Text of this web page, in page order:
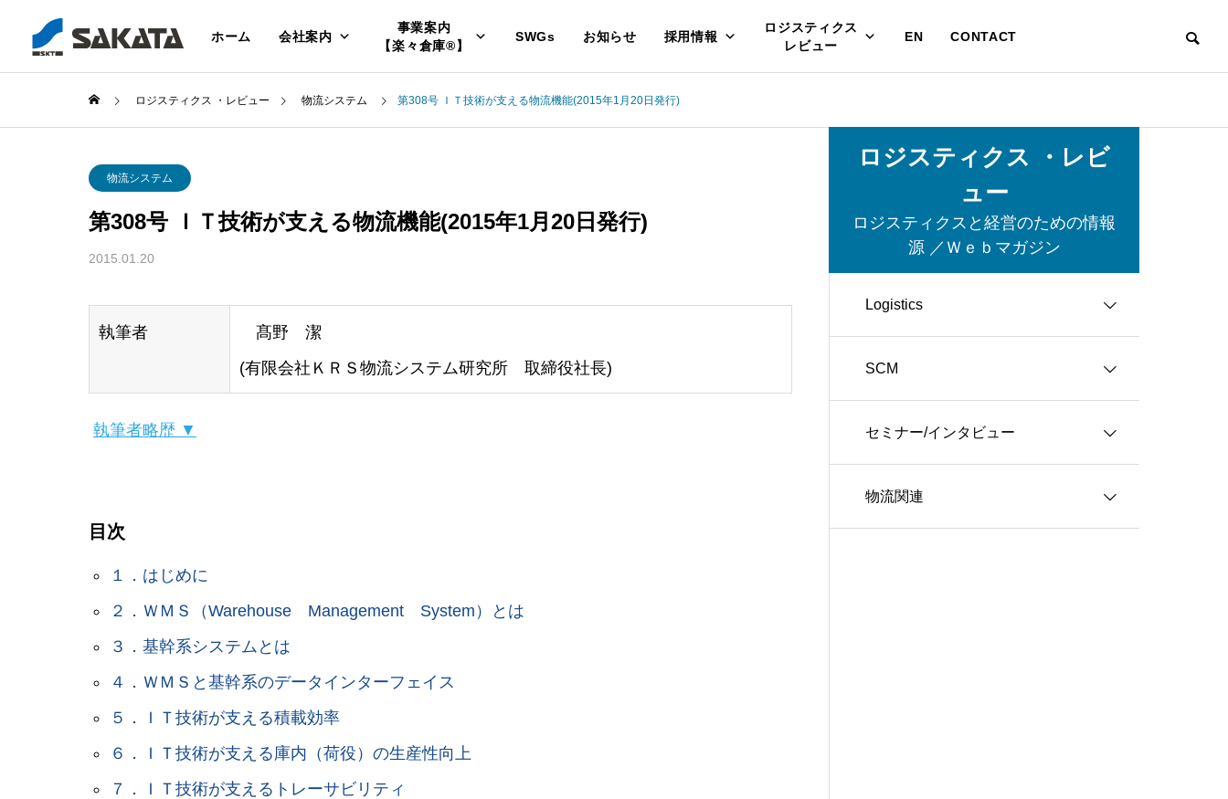
ホーム 会社案内
事業案内
【楽々倉庫®】
SWGs お知らせ 採用情報
ロジスティクス
レビュー
EN CONTACT
ロジスティクス ・レビュー 物流システム 第308号 ＩＴ技術が支える物流機能(2015年1月20日発行)
物流システム
第308号 ＩＴ技術が支える物流機能(2015年1月20日発行)
2015.01.20
執筆者
髙野 潔
(有限会社ＫＲＳ物流システム研究所 取締役社長)
執筆者略歴 ▼
目次
１．はじめに
２．ＷＭＳ（Warehouse Management System）とは
３．基幹系システムとは
４．ＷＭＳと基幹系のデータインターフェイス
５．ＩＴ技術が支える積載効率
６．ＩＴ技術が支える庫内（荷役）の生産性向上
７．ＩＴ技術が支えるトレーサビリティ
ロジスティクス ・レビ
ュー
ロジスティクスと経営のための情報
源 ／Ｗｅｂマガジン
Logistics
グリーン・ロジスティクス
３ＰＬ
ロジスティクス
SCM
情報システム
生産管理
セミナー/インタビュー
インタビュー
物流関連